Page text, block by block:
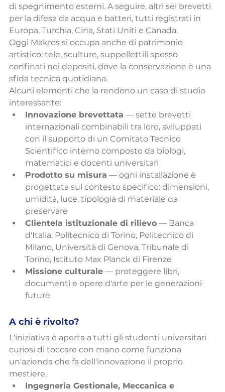
di spegnimento esterni. A seguire, altri sei brevetti
per la difesa da acqua e batteri, tutti registrati in
Europa, Turchia, Cina, Stati Uniti e Canada.
Oggi Makros si occupa anche di patrimonio
artistico: tele, sculture, suppellettili spesso
confinati nei depositi, dove la conservazione è una
sfida tecnica quotidiana.
Alcuni elementi che la rendono un caso di studio
interessante:
Innovazione brevettata — sette brevetti
internazionali combinabili tra loro, sviluppati
con il supporto di un Comitato Tecnico
Scientifico interno composto da biologi,
matematici e docenti universitari
Prodotto su misura — ogni installazione è
progettata sul contesto specifico: dimensioni,
umidità, luce, tipologia di materiale da
preservare
Clientela istituzionale di rilievo — Banca
d'Italia, Politecnico di Torino, Politecnico di
Milano, Università di Genova, Tribunale di
Torino, Istituto Max Planck di Firenze
Missione culturale — proteggere libri,
documenti e opere d'arte per le generazioni
future
A chi è rivolto?
L'iniziativa è aperta a tutti gli studenti universitari
curiosi di toccare con mano come funziona
un'azienda che fa dell'innovazione il proprio
mestiere.
Ingegneria Gestionale, Meccanica e